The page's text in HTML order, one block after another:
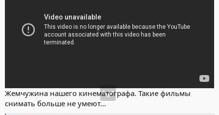
Жемчужина нашего кинематографа. Такие фильмы
снимать больше не умеют...